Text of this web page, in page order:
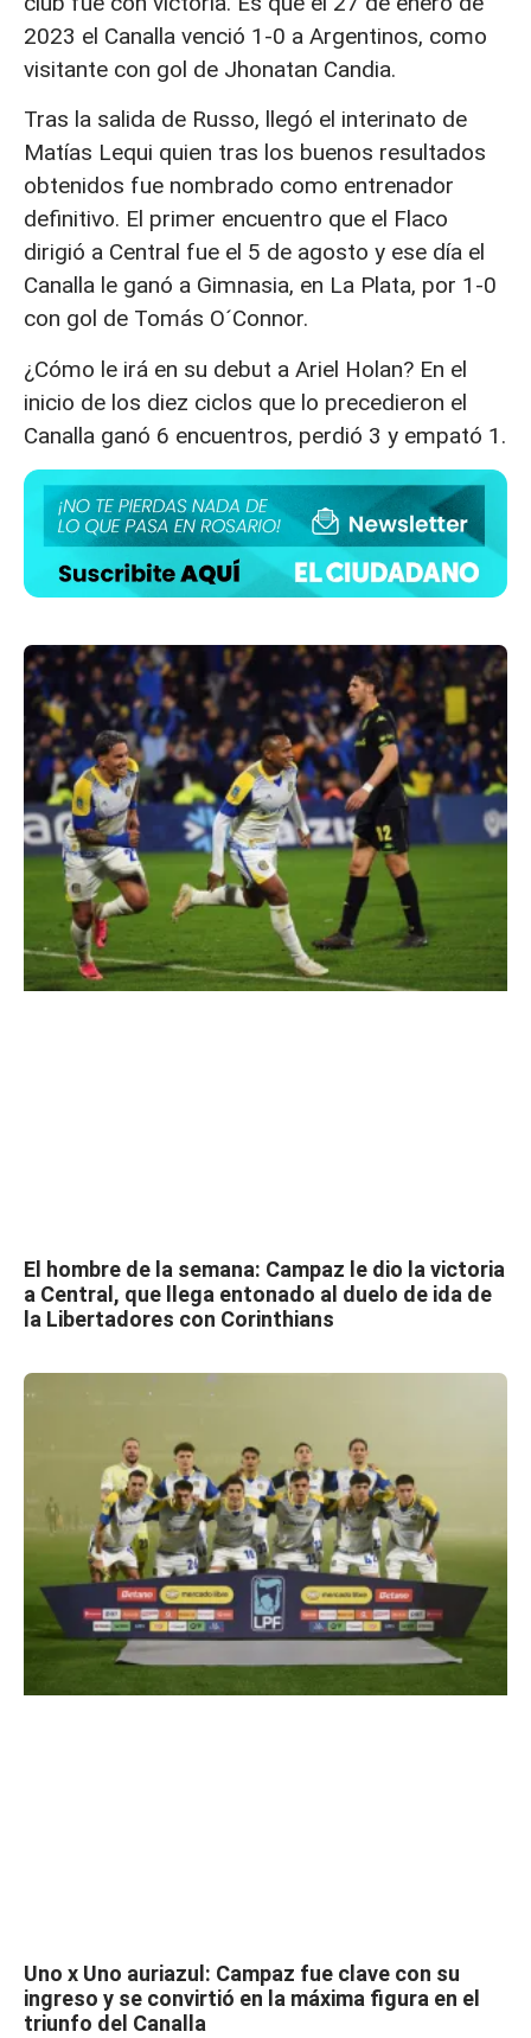
2023 el Canalla venció 1-0 a Argentinos, como
visitante con gol de Jhonatan Candia.
Tras la salida de Russo, llegó el interinato de
Matías Lequi quien tras los buenos resultados
obtenidos fue nombrado como entrenador
definitivo. El primer encuentro que el Flaco
dirigió a Central fue el 5 de agosto y ese día el
Canalla le ganó a Gimnasia, en La Plata, por 1-0
con gol de Tomás O´Connor.
¿Cómo le irá en su debut a Ariel Holan? En el
inicio de los diez ciclos que lo precedieron el
Canalla ganó 6 encuentros, perdió 3 y empató 1.
El hombre de la semana: Campaz le dio la victoria
a Central, que llega entonado al duelo de ida de
la Libertadores con Corinthians
Uno x Uno auriazul: Campaz fue clave con su
ingreso y se convirtió en la máxima figura en el
triunfo del Canalla